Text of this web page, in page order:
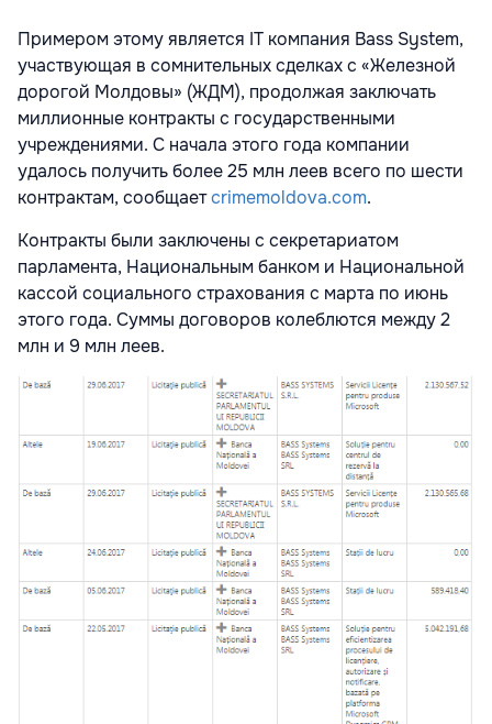
Примером этому является IT компания Bass System,
участвующая в сомнительных сделках с «Железной
дорогой Молдовы» (ЖДМ), продолжая заключать
миллионные контракты с государственными
учреждениями. С начала этого года компании
удалось получить более 25 млн леев всего по шести
контрактам, сообщаетcrimemoldova.com.
Контракты были заключены с секретариатом
парламента, Национальным банком и Национальной
кассой социального страхования с марта по июнь
этого года. Суммы договоров колеблются между 2
млн и 9 млн леев.